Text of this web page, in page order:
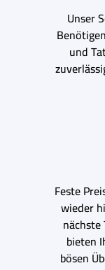
Unser
und
Feste
wieder
bieten
bösen